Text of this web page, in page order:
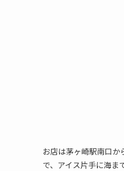
お店は茅ヶ崎駅南口か
で、アイス片手に海ま